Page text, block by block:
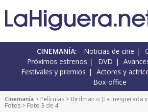
CINEMANÍA: Noticias de cine
Próximos estrenos
DVD
Festivales y premios
Actores y
Box-office
Cinemanía > Películas > Birdman o (La inesperada
Fotos > Foto 3 de 4